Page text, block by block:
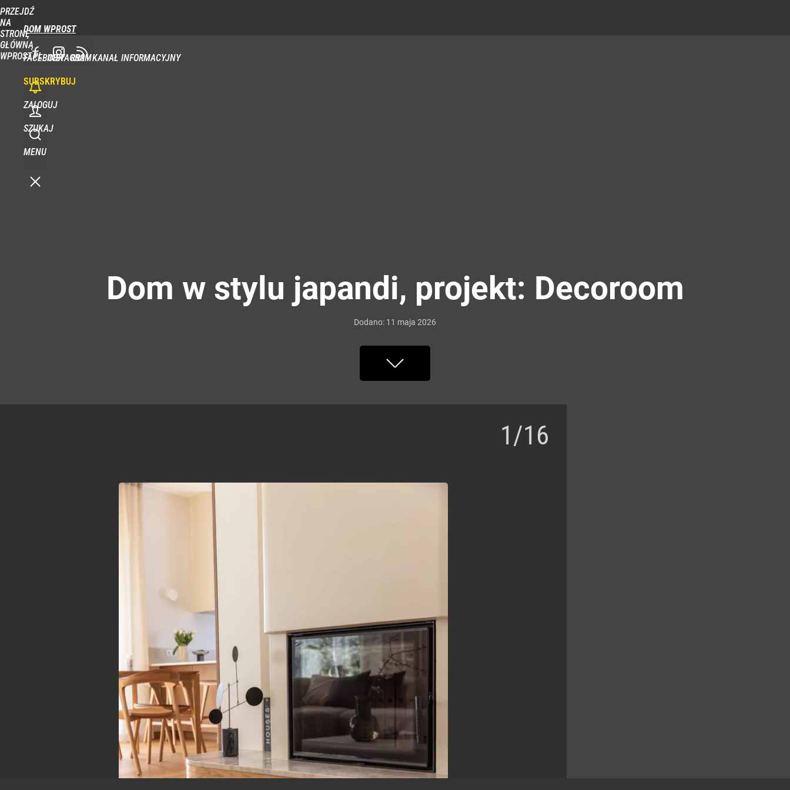
PRZEJDŹ
NA
STRONĘ
GŁÓWNĄ
WPROST.PL
DOM WPROST
FACEBOOKINSTAGRAMRSS - KANAŁ INFORMACYJNY
SUBSKRYBUJ
ZALOGUJ
SZUKAJ
MENU
Dom w stylu japandi, projekt: Decoroom
Dodano: 11 maja 2026